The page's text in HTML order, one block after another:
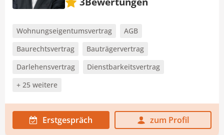
Wohnungseigentumsvertrag
AGB
Baurechtsvertrag
Bauträgervertrag
Darlehensvertrag
Dienstbarkeitsvertrag
+ 25 weitere
Erstgespräch zum Profil